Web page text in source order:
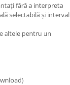
fără a interpreta
selectabilă și interval
altele pentru un